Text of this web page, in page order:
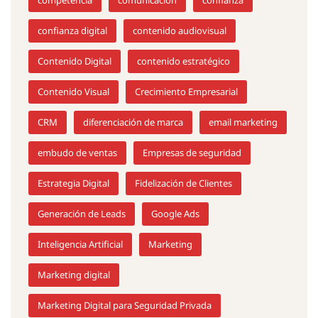
confianza digital contenido audiovisual
Contenido Digital contenido estratégico
Contenido Visual Crecimiento Empresarial
CRM diferenciación de marca email marketing
embudo de ventas Empresas de seguridad
Estrategia Digital Fidelización de Clientes
Generación de Leads Google Ads
Inteligencia Artificial Marketing
Marketing digital
Marketing Digital para Seguridad Privada